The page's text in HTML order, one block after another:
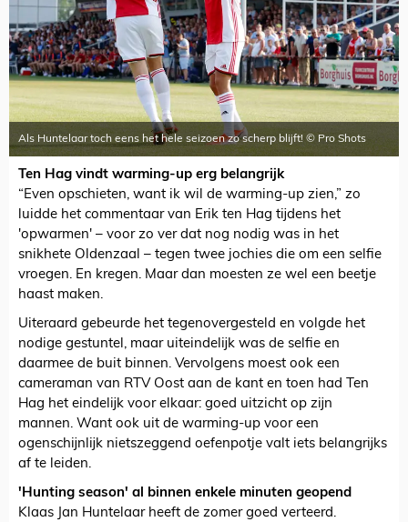
Als Huntelaar toch eens het hele seizoen zo scherp blijft! © Pro Shots
Ten Hag vindt warming-up erg belangrijk
“Even opschieten, want ik wil de warming-up zien,” zo
luidde het commentaar van Erik ten Hag tijdens het
'opwarmen' – voor zo ver dat nog nodig was in het
snikhete Oldenzaal – tegen twee jochies die om een selfie
vroegen. En kregen. Maar dan moesten ze wel een beetje
haast maken.
Uiteraard gebeurde het tegenovergesteld en volgde het
nodige gestuntel, maar uiteindelijk was de selfie en
daarmee de buit binnen. Vervolgens moest ook een
cameraman van RTV Oost aan de kant en toen had Ten
Hag het eindelijk voor elkaar: goed uitzicht op zijn
mannen. Want ook uit de warming-up voor een
ogenschijnlijk nietszeggend oefenpotje valt iets belangrijks
af te leiden.
'Hunting season' al binnen enkele minuten geopend
Klaas Jan Huntelaar heeft de zomer goed verteerd.